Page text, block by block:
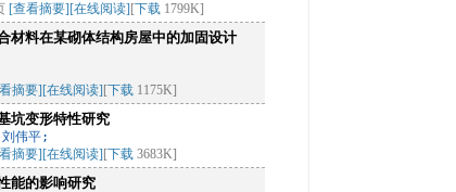
[查看摘要][在线阅读] [下载 1799K]
材料在某砌体结构房屋中的加固设计
摘要][在线阅读] [下载 1175K]
坑变形特性研究
伟平;
摘要][在线阅读] [下载 3683K]
能的影响研究